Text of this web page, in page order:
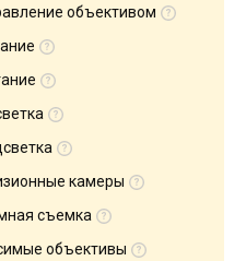
объективом
камеры
съемка
объективы